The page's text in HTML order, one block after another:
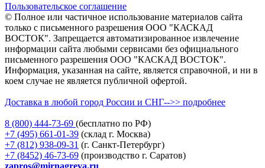
Пользовательское соглашение
© Полное или частичное использование материалов сайта
только с письменного разрешения ООО "КАСКАД
ВОСТОК". Запрещается автоматизированное извлечение
информации сайта любыми сервисами без официального
письменного разрешения ООО "КАСКАД ВОСТОК".
Информация, указанная на сайте, является справочной, и ни в
коем случае не является публичной офертой.
Доставка в любой город России и СНГ-->> подробнее
8 (800) 444-73-69 (бесплатно по РФ)
+7 (495) 661-01-39 (склад г. Москва)
+7 (812) 938-09-31 (г. Санкт-Петербург)
+7 (8452) 46-73-69 (производство г. Саратов)
zapros@mirnagreva.ru